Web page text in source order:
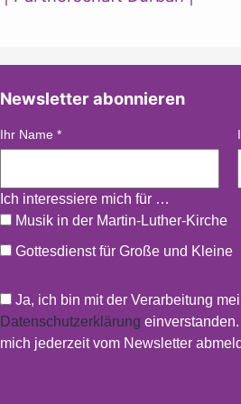
Newsletter abonnieren
Ihr Name *
Ich interessiere mich für …
Musik in der Martin-Luther-Kirche
Gottesdienst für Große und Kleine
Ja, ich bin mit der Verarbeitung
Datenschutzerklärung
mich jederzeit vom Newsletter